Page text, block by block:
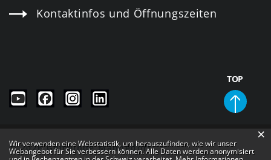
Kontaktinfos und Öffnungszeiten
© 2026 Gemeinde Männedorf
TOP
Webstatistik
Wir verwenden eine Webstatistik, um herauszufinden, wie wir unser
Webangebot für Sie verbessern können. Alle Daten werden anonymisiert
×